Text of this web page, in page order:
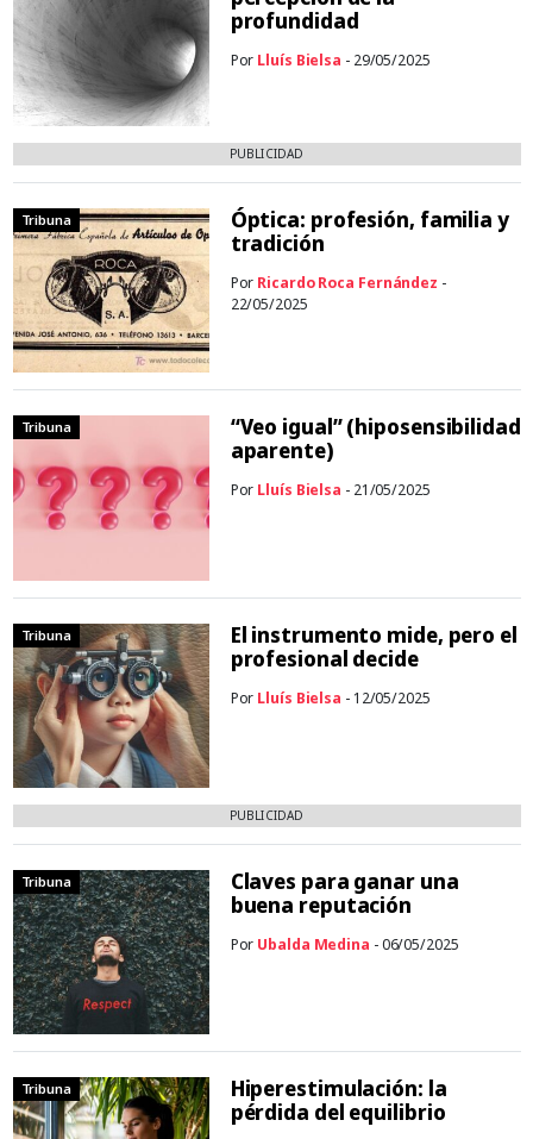
profundidad
Por Lluís Bielsa - 29/05/2025
PUBLICIDAD
Tribuna
Óptica: profesión, familia y
tradición
Por Ricardo Roca Fernández -
22/05/2025
Tribuna
“Veo igual” (hiposensibilidad
aparente)
Por Lluís Bielsa - 21/05/2025
Tribuna
El instrumento mide, pero el
profesional decide
Por Lluís Bielsa - 12/05/2025
PUBLICIDAD
Tribuna
Claves para ganar una
buena reputación
Por Ubalda Medina - 06/05/2025
Tribuna
Hiperestimulación: la
pérdida del equilibrio